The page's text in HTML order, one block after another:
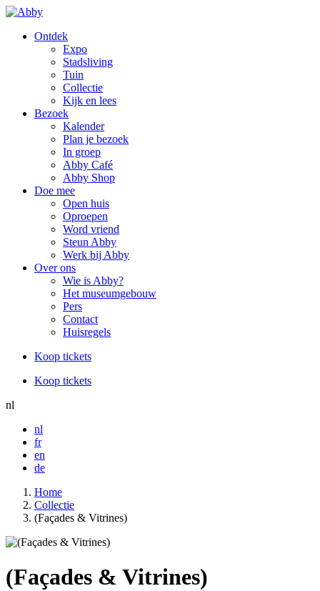
Ontdek
Expo
Stadsliving
Tuin
Collectie
Kijk en lees
Bezoek
Kalender
Plan je bezoek
In groep
Abby Café
Abby Shop
Doe mee
Open huis
Oproepen
Word vriend
Steun Abby
Werk bij Abby
Over ons
Wie is Abby?
Het museumgebouw
Pers
Contact
Huisregels
Koop tickets
Koop tickets
nl
nl
fr
en
de
Home
Collectie
(Façades & Vitrines)
(Façades & Vitrines)